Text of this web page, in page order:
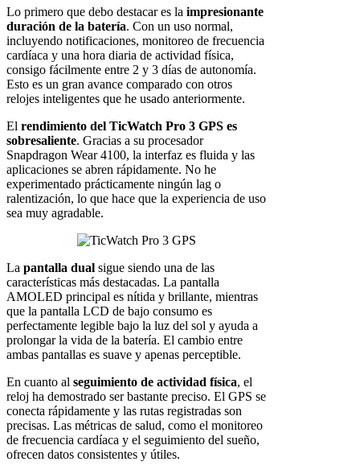
Lo primero que debo destacar es la impresionante
duración de la batería. Con un uso normal,
incluyendo notificaciones, monitoreo de frecuencia
cardíaca y una hora diaria de actividad física,
consigo fácilmente entre 2 y 3 días de autonomía.
Esto es un gran avance comparado con otros
relojes inteligentes que he usado anteriormente.
El rendimiento del TicWatch Pro 3 GPS es
sobresaliente. Gracias a su procesador
Snapdragon Wear 4100, la interfaz es fluida y las
aplicaciones se abren rápidamente. No he
experimentado prácticamente ningún lag o
ralentización, lo que hace que la experiencia de uso
sea muy agradable.
La pantalla dual sigue siendo una de las
características más destacadas. La pantalla
AMOLED principal es nítida y brillante, mientras
que la pantalla LCD de bajo consumo es
perfectamente legible bajo la luz del sol y ayuda a
prolongar la vida de la batería. El cambio entre
ambas pantallas es suave y apenas perceptible.
En cuanto al seguimiento de actividad física, el
reloj ha demostrado ser bastante preciso. El GPS se
conecta rápidamente y las rutas registradas son
precisas. Las métricas de salud, como el monitoreo
de frecuencia cardíaca y el seguimiento del sueño,
ofrecen datos consistentes y útiles.